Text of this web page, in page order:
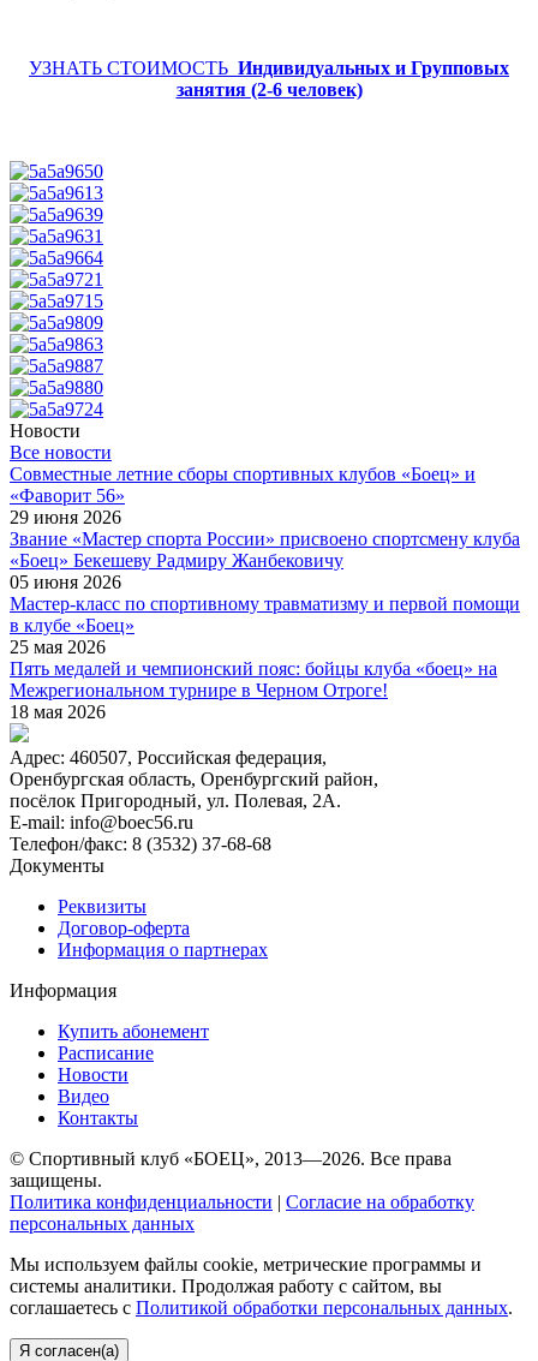
УЗНАТЬ СТОИМОСТЬ Индивидуальных и Групповых
занятия (2-6 человек)
Новости
Все новости
Cовместные летние сборы спортивных клубов «Боец» и
«Фаворит 56»
29 июня 2026
Звание «Мастер спорта России» присвоено спортсмену клуба
«Боец» Бекешеву Радмиру Жанбековичу
05 июня 2026
Мастер-класс по спортивному травматизму и первой помощи
в клубе «Боец»
25 мая 2026
Пять медалей и чемпионский пояс: бойцы клуба «боец» на
Межрегиональном турнире в Черном Отроге!
18 мая 2026
Адрес: 460507, Российская федерация,
Оренбургская область, Оренбургский район,
посёлок Пригородный, ул. Полевая, 2А.
E-mail: info@boec56.ru
Телефон/факс: 8 (3532) 37-68-68
Документы
Реквизиты
Договор-оферта
Информация о партнерах
Информация
Купить абонемент
Расписание
Новости
Видео
Контакты
© Спортивный клуб «БОЕЦ», 2013—2026. Все права
защищены.
Политика конфиденциальности | Согласие на обработку
персональных данных
Мы используем файлы cookie, метрические программы и
системы аналитики. Продолжая работу с сайтом, вы
соглашаетесь с Политикой обработки персональных данных.
Я согласен(а)